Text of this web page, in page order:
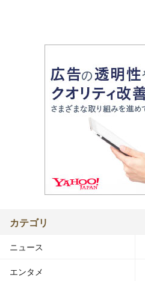
カテゴリ
ニュース
エンタメ